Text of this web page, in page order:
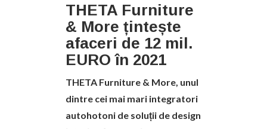
THETA Furniture
& More țintește
afaceri de 12 mil.
EURO în 2021
THETA Furniture & More, unul
dintre cei mai mari integratori
autohotoni de soluții de design